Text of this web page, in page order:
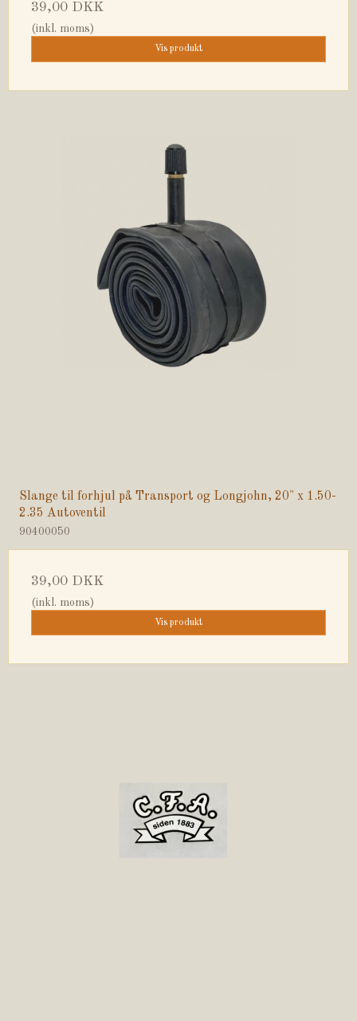
39,00 DKK
(inkl. moms)
Vis produkt
Slange til forhjul på Transport og Longjohn, 20" x 1.50-
2.35 Autoventil
90400050
39,00 DKK
(inkl. moms)
Vis produkt